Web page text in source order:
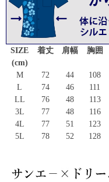
SIZE
(cm)
着丈 肩幅 胸囲
M 72 44 108
L
74 46 111
LL
76 48 113
3L
77 48 116
4L
77 51 123
5L
78 52 128